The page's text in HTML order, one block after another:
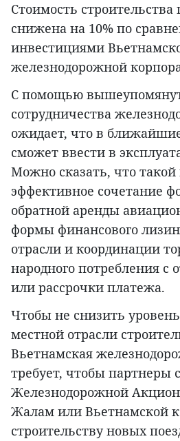
Стоимость строительства
снижена на 10% по
инвестициями
железнодорожной
С помощью
сотрудничества
ожидает, что в
сможет ввести в
Можно сказать, что такой
эффективное сочетание
обратной аренды
формы финансового
отрасли и координации
народного потребления с
или рассрочки платежа.
Чтобы не снизить
местной отрасли
Вьетнамская
требует, чтобы партнеры
Железнодорожной
Жалам или Вьетнамской
строительству новых